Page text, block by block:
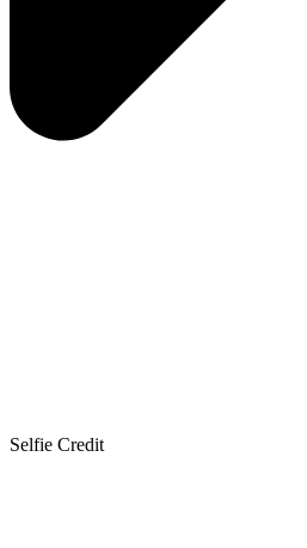
Selfie Credit